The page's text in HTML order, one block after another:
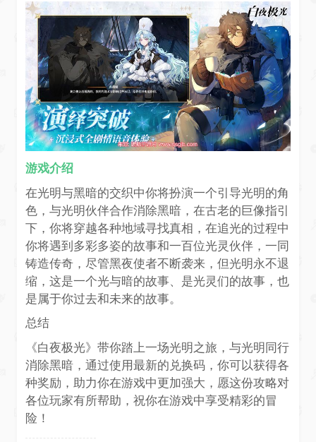
游戏介绍
在光明与黑暗的交织中你将扮演一个引导光明的角
色，与光明伙伴合作消除黑暗，在古老的巨像指引
下，你将穿越各种地域寻找真相，在追光的过程中
你将遇到多彩多姿的故事和一百位光灵伙伴，一同
铸造传奇，尽管黑夜使者不断袭来，但光明永不退
缩，这是一个光与暗的故事、是光灵们的故事，也
是属于你过去和未来的故事。
总结
《白夜极光》带你踏上一场光明之旅，与光明同行
消除黑暗，通过使用最新的兑换码，你可以获得各
种奖励，助力你在游戏中更加强大，愿这份攻略对
各位玩家有所帮助，祝你在游戏中享受精彩的冒
险！